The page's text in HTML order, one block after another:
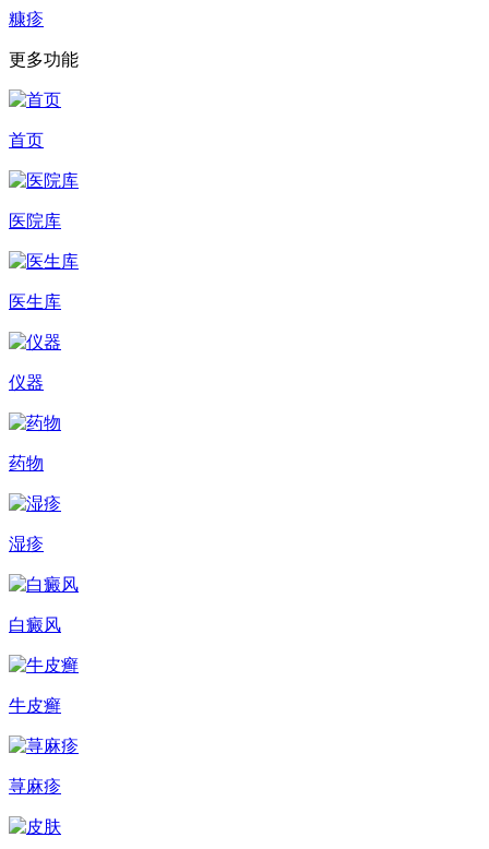
糠疹
更多功能
首页
医院库
医生库
仪器
药物
湿疹
白癜风
牛皮癣
荨麻疹